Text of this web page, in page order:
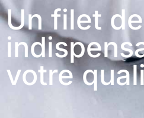
Un filet
votre